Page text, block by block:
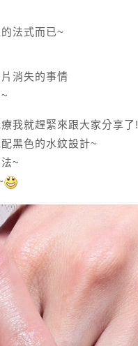
法式而已~
消失的事情
我就趕緊來跟大家分享了!
黑色的水紋設計~
~